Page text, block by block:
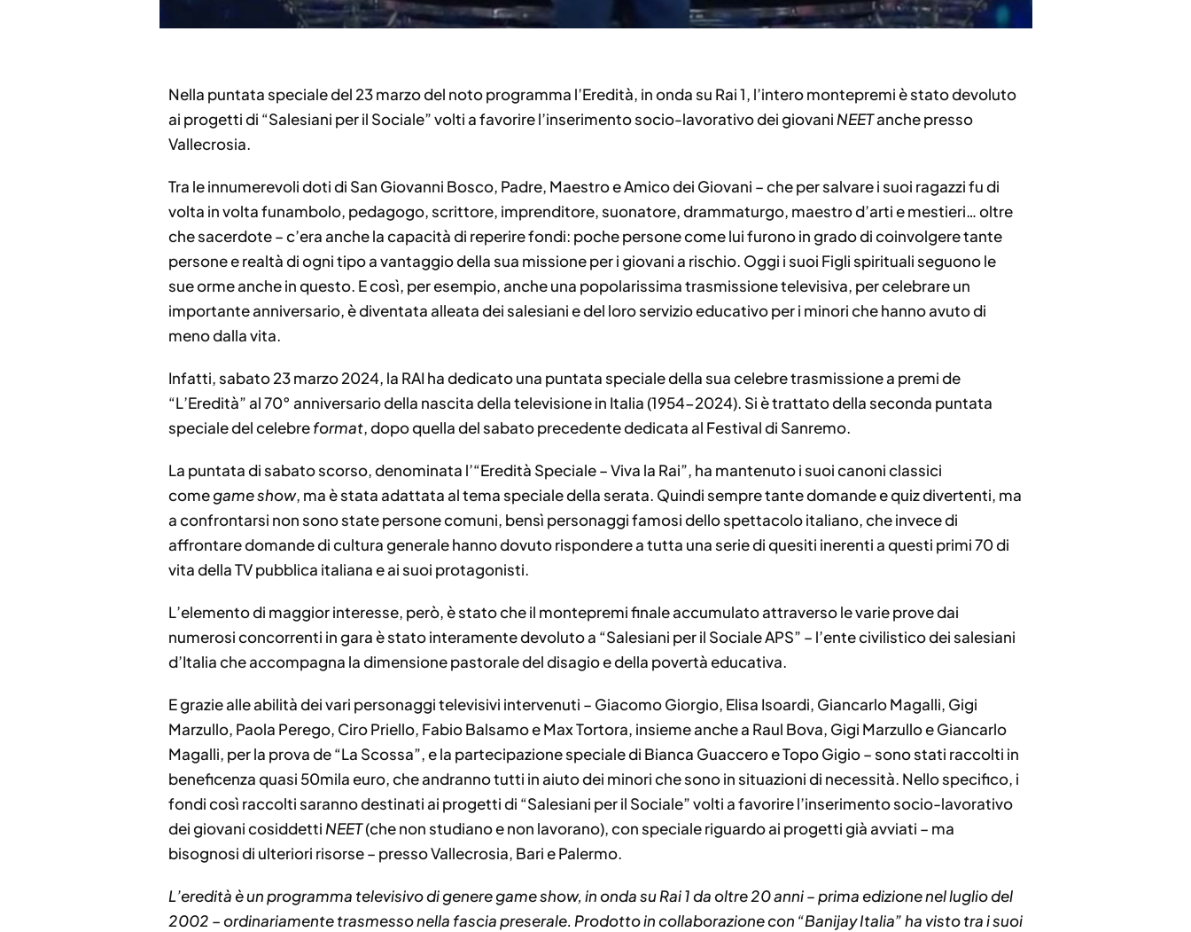
Nella puntata speciale del 23 marzo del noto programma l’Eredità, in onda su Rai 1, l’intero montepremi è stato devoluto
ai progetti di “Salesiani per il Sociale” volti a favorire l’inserimento socio-lavorativo dei giovani NEETanche presso
Vallecrosia.
Tra le innumerevoli doti di San Giovanni Bosco, Padre, Maestro e Amico dei Giovani – che per salvare i suoi ragazzi fu di
volta in volta funambolo, pedagogo, scrittore, imprenditore, suonatore, drammaturgo, maestro d’arti e mestieri… oltre
che sacerdote – c’era anche la capacità di reperire fondi: poche persone come lui furono in grado di coinvolgere tante
persone e realtà di ogni tipo a vantaggio della sua missione per i giovani a rischio. Oggi i suoi Figli spirituali seguono le
sue orme anche in questo. E così, per esempio, anche una popolarissima trasmissione televisiva, per celebrare un
importante anniversario, è diventata alleata dei salesiani e del loro servizio educativo per i minori che hanno avuto di
meno dalla vita.
Infatti, sabato 23 marzo 2024, la RAI ha dedicato una puntata speciale della sua celebre trasmissione a premi de
“L’Eredità” al 70° anniversario della nascita della televisione in Italia (1954-2024). Si è trattato della seconda puntata
speciale del celebreformat, dopo quella del sabato precedente dedicata al Festival di Sanremo.
La puntata di sabato scorso, denominata l’“Eredità Speciale – Viva la Rai”, ha mantenuto i suoi canoni classici
comegame show, ma è stata adattata al tema speciale della serata. Quindi sempre tante domande e quiz divertenti, ma
a confrontarsi non sono state persone comuni, bensì personaggi famosi dello spettacolo italiano, che invece di
affrontare domande di cultura generale hanno dovuto rispondere a tutta una serie di quesiti inerenti a questi primi 70 di
vita della TV pubblica italiana e ai suoi protagonisti.
L’elemento di maggior interesse, però, è stato che il montepremi finale accumulato attraverso le varie prove dai
numerosi concorrenti in gara è stato interamente devoluto a “Salesiani per il Sociale APS” – l’ente civilistico dei salesiani
d’Italia che accompagna la dimensione pastorale del disagio e della povertà educativa.
E grazie alle abilità dei vari personaggi televisivi intervenuti – Giacomo Giorgio, Elisa Isoardi, Giancarlo Magalli, Gigi
Marzullo, Paola Perego, Ciro Priello, Fabio Balsamo e Max Tortora, insieme anche a Raul Bova, Gigi Marzullo e Giancarlo
Magalli, per la prova de “La Scossa”, e la partecipazione speciale di Bianca Guaccero e Topo Gigio – sono stati raccolti in
beneficenza quasi 50mila euro, che andranno tutti in aiuto dei minori che sono in situazioni di necessità. Nello specifico, i
fondi così raccolti saranno destinati ai progetti di “Salesiani per il Sociale” volti a favorire l’inserimento socio-lavorativo
dei giovani cosiddetti NEET(che non studiano e non lavorano), con speciale riguardo ai progetti già avviati – ma
bisognosi di ulteriori risorse – presso Vallecrosia, Bari e Palermo.
L’eredità è un programma televisivo di genere game show, in onda su Rai 1 da oltre 20 anni – prima edizione nel luglio del
2002 – ordinariamente trasmesso nella fascia preserale. Prodotto in collaborazione con “Banijay Italia” ha visto tra i suoi